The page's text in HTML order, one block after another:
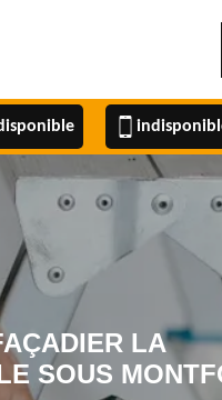
LA
SOUS